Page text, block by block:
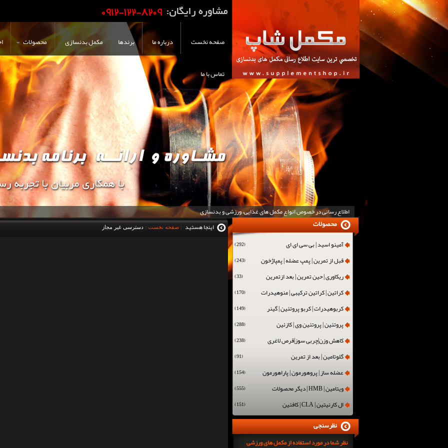
صفحه نخست درباره ما برندها مکمل بدنسازی محصولات
تماس با ما
اطلاع رسانی در خصوص انواع مکمل های غذایی، ورزشی و بدنسازی
اینجا هستید
: صفحه نخست : دسترسی غیر مجاز
آمینو اسید | بی سی ای ای (292)
قبل از تمرین | پمپ عضله | پمپاژخون (243)
ریکاوری | حین تمرین | بعد ازتمرین (33)
کراتین | کراتین ترکیبی | منوهیدرات (170)
کربوهیدرات | کربو پروتئین | گینر (149)
پروتئین | پروتئین وی | کازئین (288)
کاهش وزن|چربی سوز|قرص لاغری (238)
گلوتامین | بعد از تمرین (91)
عضله ساز | پروهورمون | پاراهورمون (154)
ویتامین | HMB | دیگر محصولات (555)
ال کارنیتین | CLA | کافئین (151)
محصولات
نظر شما در مورد استفاده از مکمل های ورزشی
نظرسنجی